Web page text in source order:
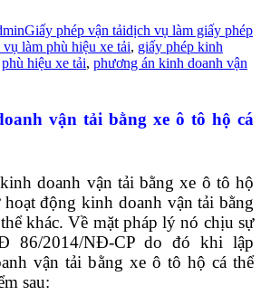
Giấy phép vận tảidịch vụ làm giấy phép
vụ làm phù hiệu xe tải, giấy phép kinh
phù hiệu xe tải, phương án kinh doanh vận
vận tải bằng xe ô tô hộ cá
doanh vận tải bằng xe ô tô hộ
động kinh doanh vận tải bằng
khác. Về mặt pháp lý nó chịu sự
86/2014/NĐ-CP do đó khi lập
vận tải bằng xe ô tô hộ cá thể
sau: